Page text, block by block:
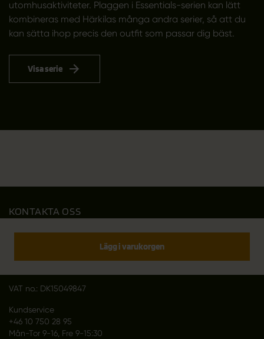
utomhusaktiviteter. Plaggen i Essentials-serien kan lätt
kombineras med Härkilas många andra serier, så att du
kan sätta ihop precis den outfit som passar dig bäst.
Visa serie
Lägg i varukorgen
KONTAKTA OSS
Outfit International A/S
VAT no.: DK15049847
Kundservice
+46 10 750 28 95
Mån-Tor 9-16, Fre 9-15:30